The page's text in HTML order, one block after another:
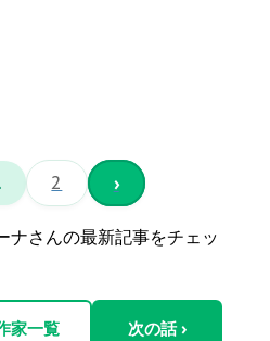
2 ›
ナさんの最新記事をチェッ
家一覧 次の話 ›